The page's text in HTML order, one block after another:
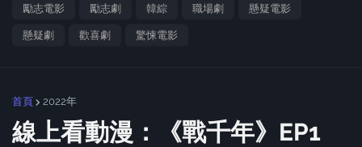
勵志電影 勵志劇 韓綜 職場劇 懸疑電影
懸疑劇 歡喜劇 驚悚電影
首頁 2022年
線上看動漫：《戰千年》EP1